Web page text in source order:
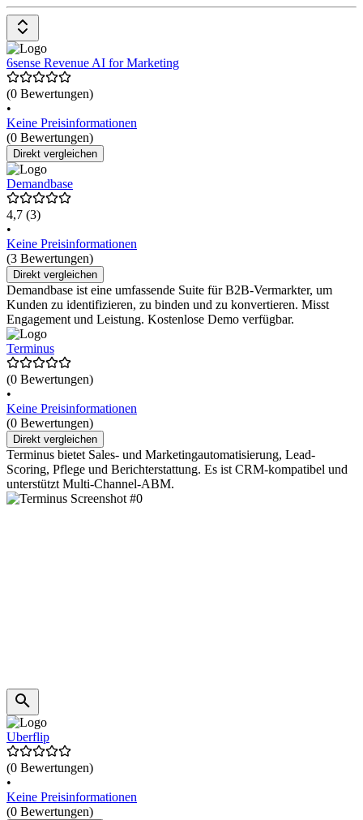
6sense Revenue AI for Marketing
(0 Bewertungen)
•
Keine Preisinformationen
(0 Bewertungen)
Direkt vergleichen
Demandbase
4,7 (3)
•
Keine Preisinformationen
(3 Bewertungen)
Direkt vergleichen
Demandbase ist eine umfassende Suite für B2B-Vermarkter, um
Kunden zu identifizieren, zu binden und zu konvertieren. Misst
Engagement und Leistung. Kostenlose Demo verfügbar.
Terminus
(0 Bewertungen)
•
Keine Preisinformationen
(0 Bewertungen)
Direkt vergleichen
Terminus bietet Sales- und Marketingautomatisierung, Lead-
Scoring, Pflege und Berichterstattung. Es ist CRM-kompatibel und
unterstützt Multi-Channel-ABM.
Uberflip
(0 Bewertungen)
•
Keine Preisinformationen
(0 Bewertungen)